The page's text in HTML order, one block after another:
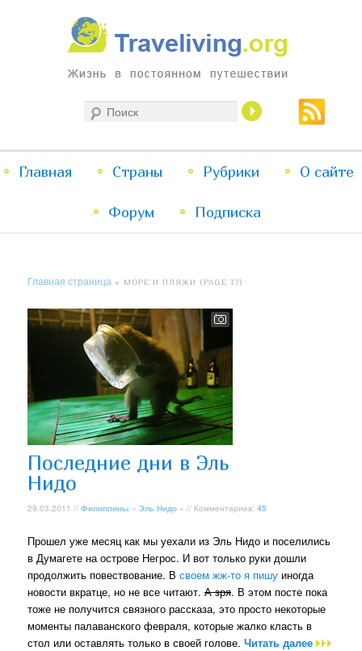
Traveliving
Жизнь в постоянном путешествии
меню
Перейти
к
Перейти
к
Главная Страны Рубрики О сайте
Форум Подписка
Главная страница » МОРЕ И ПЛЯЖИ (PAGE 17)
Последние дни в Эль
Нидо
29.03.2011 //Филиппины »Эль Нидо » // Комментариев:45
Прошел уже месяц как мы уехали из Эль Нидо и поселились
в Думагете на острове Негрос. И вот только руки дошли
продолжить повествование. Всвоем жж-то я пишу иногда
новости вкратце, но не все читают.А зря. В этом посте пока
тоже не получится связного рассказа, это просто некоторые
моменты палаванского февраля, которые жалко класть в
стол или оставлять только в своей голове.Читать далее